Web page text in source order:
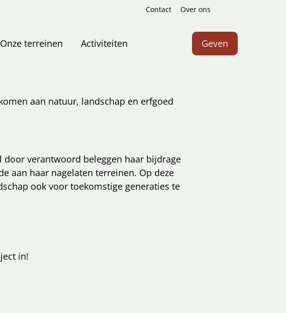
Onze terreinen Activiteiten Geven
Contact Over ons
aan natuur, landschap en erfgoed
verantwoord beleggen haar bijdrage
aan haar nagelaten terreinen. Op deze
ook voor toekomstige generaties te
in!